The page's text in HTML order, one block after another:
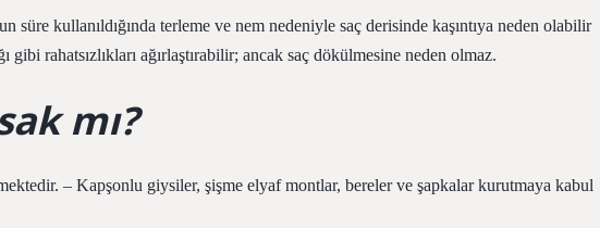
süre kullanıldığında terleme ve nem nedeniyle saç derisinde kaşıntıya neden olabilir
gibi rahatsızlıkları ağırlaştırabilir; ancak saç dökülmesine neden olmaz.
mı?
– Kapşonlu giysiler, şişme elyaf montlar, bereler ve şapkalar kurutmaya kabul